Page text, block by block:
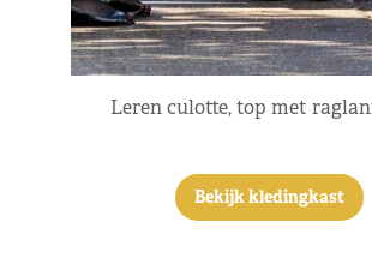
Leren culotte, top met
Bekijk kledingkast